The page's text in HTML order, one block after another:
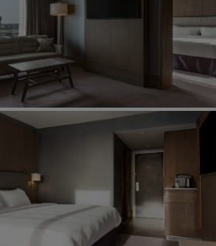
Apartahoteles
Hoteles en el
Hoteles nuevos y de
apertura
Reuniones y eventos
Descubre Radisson
Reserva un espacio
Solicita un presupuesto
Destinos para eventos